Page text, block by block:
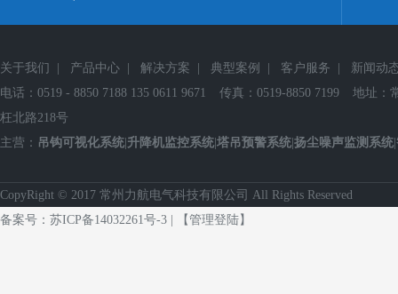
关于我们 产品中心 解决方案 典型案例 客户服务
新闻动
电话：0519 - 8850 7188 135 0611 9671
传真：0519-8850 7199
地址：
枉北路218号
主营： 吊钩可视化系统 升降机监控系统 塔吊预警系统 扬尘噪声监测系统
CopyRight © 2017 常州力航电气科技有限公司 All Rights Reserved
备案号： 苏ICP备14032261号-3 【管理登陆】